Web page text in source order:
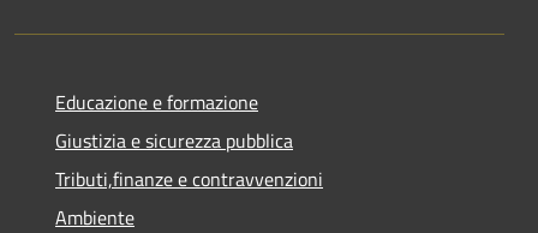
Educazione e formazione
Giustizia e sicurezza pubblica
Tributi,finanze e contravvenzioni
Ambiente